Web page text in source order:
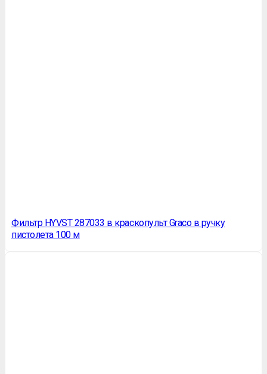
Фильтр HYVST 287033 в краскопульт Graco в ручку
пистолета 100 м